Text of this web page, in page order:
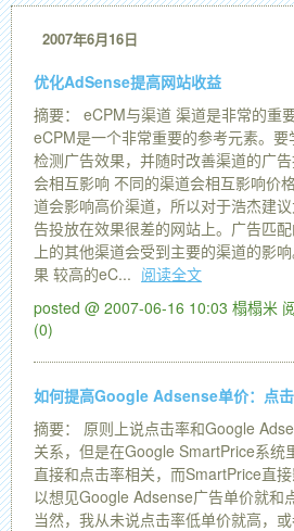
2007年6月16日
优化AdSense提高网站收益
摘要： eCPM与渠道 渠道是非常的重
eCPM是一个非常重要的参考元素。
检测广告效果，并随时改善渠道的广
会相互影响 不同的渠道会相互影响价
道会影响高价渠道，所以对于浩杰建
告投放在效果很差的网站上。广告匹
上的其他渠道会受到主要的渠道的影
果 较高的eC... 阅读全文
posted @ 2007-06-16 10:03 榻榻米
(0)
如何提高Google Adsense单价：点
摘要： 原则上说点击率和Google
关系，但是在Google SmartPrice系统
直接和点击率相关，而SmartPrice直
以想见Google Adsense广告单价就和
当然，我从未说点击率低单价就高，